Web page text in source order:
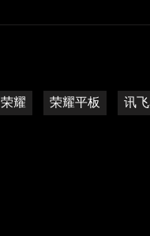
荣耀 荣耀平板 讯